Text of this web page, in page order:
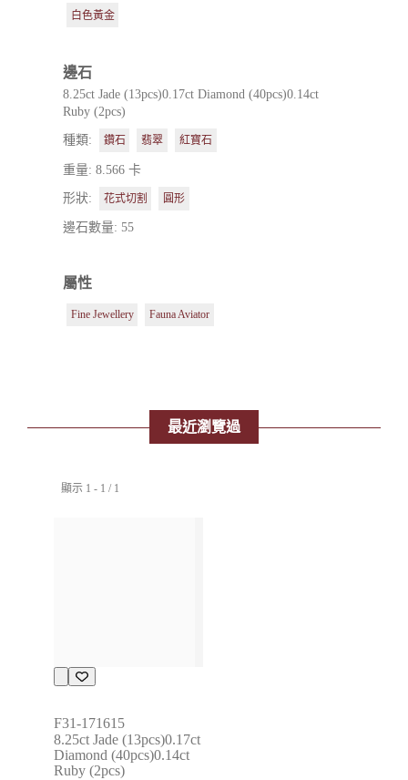
白色黃金
邊石
8.25ct Jade (13pcs)0.17ct Diamond (40pcs)0.14ct
Ruby (2pcs)
種類: 鑽石 翡翠 紅寶石
重量: 8.566 卡
形狀: 花式切割 圓形
邊石數量: 55
屬性
Fine Jewellery Fauna Aviator
最近瀏覽過
顯示 1 - 1 / 1
F31-171615
8.25ct Jade (13pcs)0.17ct
Diamond (40pcs)0.14ct
Ruby (2pcs)